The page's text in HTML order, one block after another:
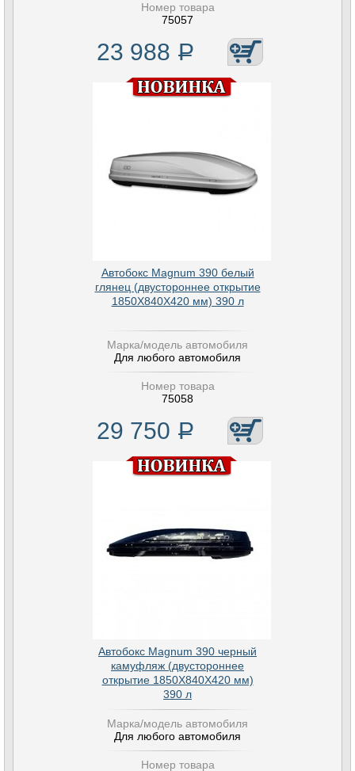
Номер товара
75057
23 988 Р
Автобокс Magnum 390 белый
глянец (двустороннее открытие
1850Х840Х420 мм) 390 л
Марка/модель автомобиля
Для любого автомобиля
Номер товара
75058
29 750 Р
Автобокс Magnum 390 черный
камуфляж (двустороннее
открытие 1850Х840Х420 мм)
390 л
Марка/модель автомобиля
Для любого автомобиля
Номер товара